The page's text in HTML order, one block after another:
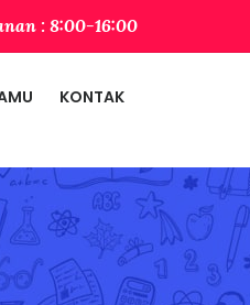
: 8:00-16:00
KONTAK